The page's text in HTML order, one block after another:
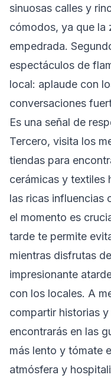
sinuosas calles y
cómodos, ya que la
empedrada.
espectáculos de
local: aplaude con
conversaciones
Es una señal de
Tercero, visita los
tiendas para
cerámicas y textiles
las ricas influencias
el momento es
tarde te permite
mientras disfrutas
impresionante
con los locales. A
compartir historias
encontrarás en las
más lento y tómate
atmósfera y